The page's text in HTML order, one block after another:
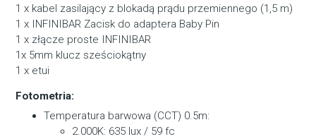
1 x kabel zasilający z blokadą prądu przemiennego (1,5 m)
1 x INFINIBAR Zacisk do adaptera Baby Pin
1 x złącze proste INFINIBAR
1x 5mm klucz sześciokątny
1 x etui
Fotometria:
Temperatura barwowa (CCT) 0.5m:
2.000K: 635 lux / 59 fc